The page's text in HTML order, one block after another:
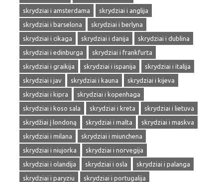
skrydziai i amsterdama
skrydziai i anglija
skrydziai i barselona
skrydziai i berlyna
skrydziai i cikaga
skrydziai i danija
skrydziai i dublina
skrydziai i edinburga
skrydziai i frankfurta
skrydziai i graikija
skrydziai i ispanija
skrydziai i italija
skrydziai i jav
skrydziai i kauna
skrydziai i kijeva
skrydziai i kipra
skrydziai i kopenhaga
skrydziai i koso sala
skrydziai i kreta
skrydziai i lietuva
skrydžiai į londoną
skrydziai i malta
skrydziai i maskva
skrydziai i milana
skrydziai i miunchena
skrydziai i niujorka
skrydziai i norvegija
skrydziai i olandija
skrydziai i osla
skrydziai i palanga
skrydziai i paryziu
skrydziai i portugalija